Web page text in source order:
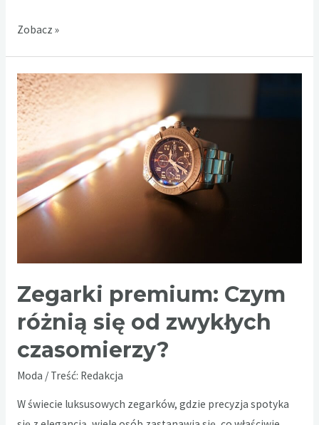
Sól
męskich
–
sekret
naturalnej
stylizacji
Zobacz »
Zegarki premium: Czym
różnią się od zwykłych
czasomierzy?
Moda / Treść: Redakcja
W świecie luksusowych zegarków, gdzie precyzja spotyka